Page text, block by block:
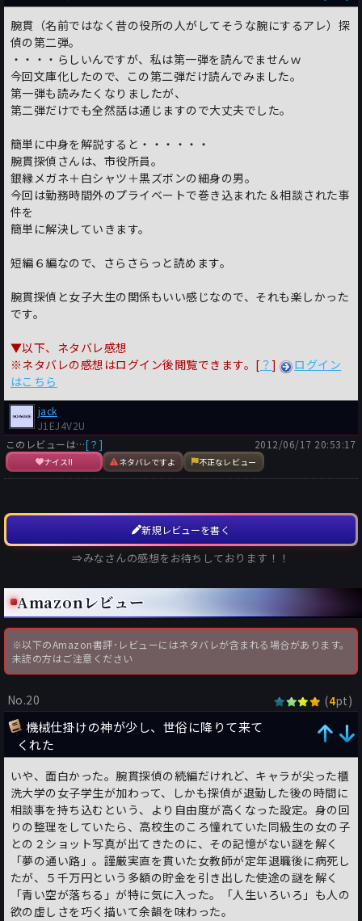
腕貫（名前ではなく昔の役所の人がしてそうな腕にするアレ）探
偵の第二弾。
・・・・らしいんですが、私は第一弾を読んでませんｗ
今回文庫化したので、この第二弾だけ読んでみました。
第一弾も読みたくなりましたが、
第二弾だけでも全然話は通じますので大丈夫でした。
簡単に中身を解説すると・・・・・・
腕貫探偵さんは、市役所員。
銀縁メガネ＋白シャツ＋黒ズボンの細身の男。
今回は勤務時間外のプライベートで巻き込まれた＆相談された事
件を
簡単に解決していきます。
短編６編なので、さらさらっと読めます。
腕貫探偵と女子大生の関係もいい感じなので、それも楽しかった
です。
▼以下、ネタバレ感想
※ネタバレの感想はログイン後閲覧できます。[ ？ ]
ログイン
はこちら
jack
J1EJ4V2U
このレビューは…[？]
ナイス!! ネタバレですよ 不正なレビュー
2012/06/17 20:53:17
新規レビューを書く
⇒みなさんの感想をお待ちしております！！
Amazonレビュー
※以下のAmazon書評･レビューにはネタバレが含まれる場合があります。
未読の方はご注意ください
No.20 (4pt)
機械仕掛けの神が少し、世俗に降りて来て
くれた
いや、面白かった。腕貫探偵の続編だけれど、キャラが尖った櫃
洗大学の女子学生が加わって、しかも探偵が退勤した後の時間に
相談事を持ち込むという、より自由度が高くなった設定。身の回
りの整理をしていたら、高校生のころ憧れていた同級生の女の子
との２ショット写真が出てきたのに、その記憶がない謎を解く
「夢の通い路」。謹厳実直を貫いた女教師が定年退職後に病死し
たが、５千万円という多額の貯金を引き出した使途の謎を解く
「青い空が落ちる」が特に気に入った。「人生いろいろ」も人の
欲の虚しさを巧く描いて余韻を味わった。